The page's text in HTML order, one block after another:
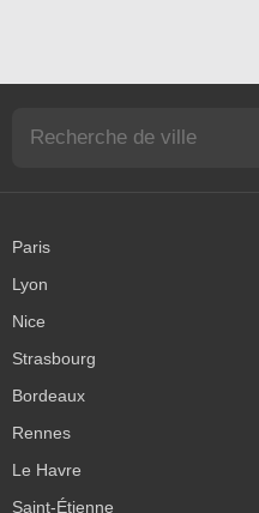
Paris
Lyon
Nice
Strasbourg
Bordeaux
Rennes
Le Havre
Saint-Étienne